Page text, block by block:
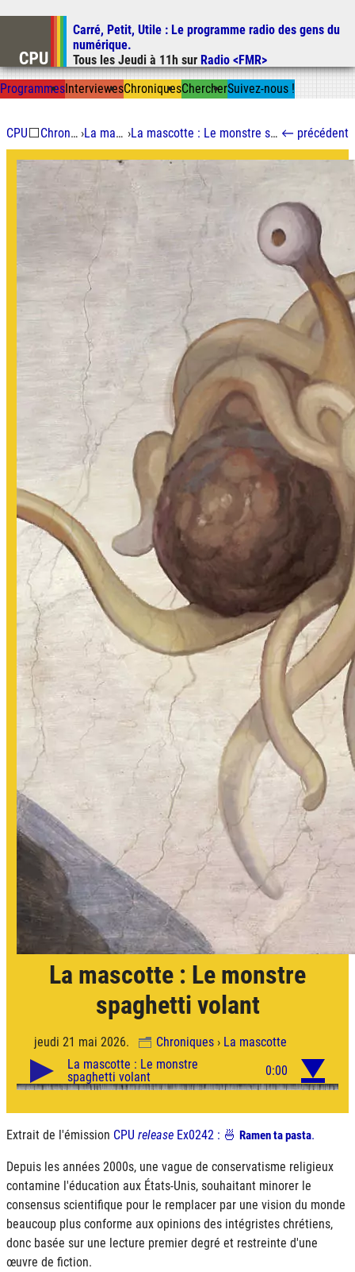
Aller au contenu
Aller à la recherche
Carré, Petit, Utile : Le programme radio des gens du
numérique.
Tous les Jeudi à 11h sur Radio <FMR>
ProgrammesInterviewesChroniquesChercherSuivez-nous !
CPU⬜ Chroniques › La mascotte › La mascotte : Le monstre spaghetti volant ← précédent
La mascotte : Le monstre
spaghetti volant
jeudi 21 mai 2026. Chroniques› La mascotte
Extrait de l'émission CPU release Ex0242 : 🍜 Ramen ta pasta.
Depuis les années 2000s, une vague de conservatisme religieux
contamine l'éducation aux États-Unis, souhaitant minorer le
consensus scientifique pour le remplacer par une vision du monde
beaucoup plus conforme aux opinions des intégristes chrétiens,
donc basée sur une lecture premier degré et restreinte d'une
œuvre de fiction.